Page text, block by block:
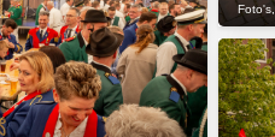
Foto's